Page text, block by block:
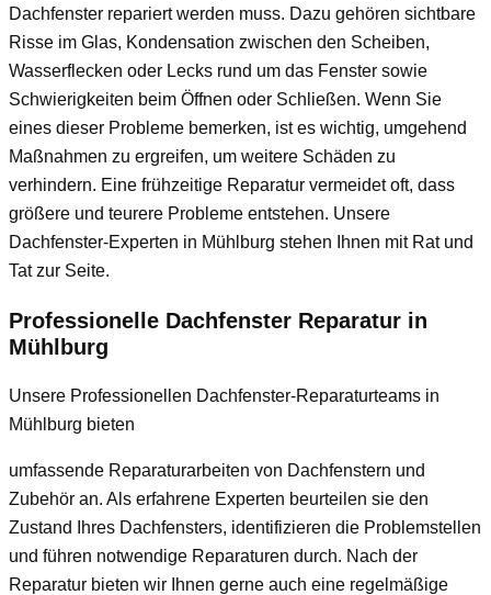
Dachfenster repariert werden muss. Dazu gehören sichtbare
Risse im Glas, Kondensation zwischen den Scheiben,
Wasserflecken oder Lecks rund um das Fenster sowie
Schwierigkeiten beim Öffnen oder Schließen. Wenn Sie
eines dieser Probleme bemerken, ist es wichtig, umgehend
Maßnahmen zu ergreifen, um weitere Schäden zu
verhindern. Eine frühzeitige Reparatur vermeidet oft, dass
größere und teurere Probleme entstehen. Unsere
Dachfenster-Experten in Mühlburg stehen Ihnen mit Rat und
Tat zur Seite.
Professionelle Dachfenster Reparatur in
Mühlburg
Unsere Professionellen Dachfenster-Reparaturteams in
Mühlburg bieten
umfassende Reparaturarbeiten von Dachfenstern und
Zubehör an. Als erfahrene Experten beurteilen sie den
Zustand Ihres Dachfensters, identifizieren die Problemstellen
und führen notwendige Reparaturen durch. Nach der
Reparatur bieten wir Ihnen gerne auch eine regelmäßige